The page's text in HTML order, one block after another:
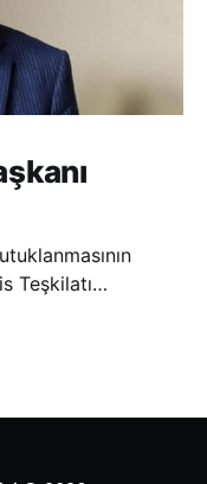
Teşkilatı